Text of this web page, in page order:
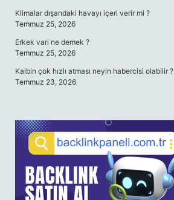
Klimalar dışarıdaki havayı içeri verir mi ?
Temmuz 25, 2026
Erkek vari ne demek ?
Temmuz 25, 2026
Kalbin çok hızlı atması neyin habercisi olabilir ?
Temmuz 23, 2026